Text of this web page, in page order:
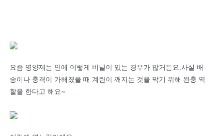
요즘 영양제는 안에 이렇게 비닐이 있는 경우가 많거든요.사실 배
송이나 충격이 가해졌을 때 계란이 깨지는 것을 막기 위해 완충 역
할을 한다고 해요~